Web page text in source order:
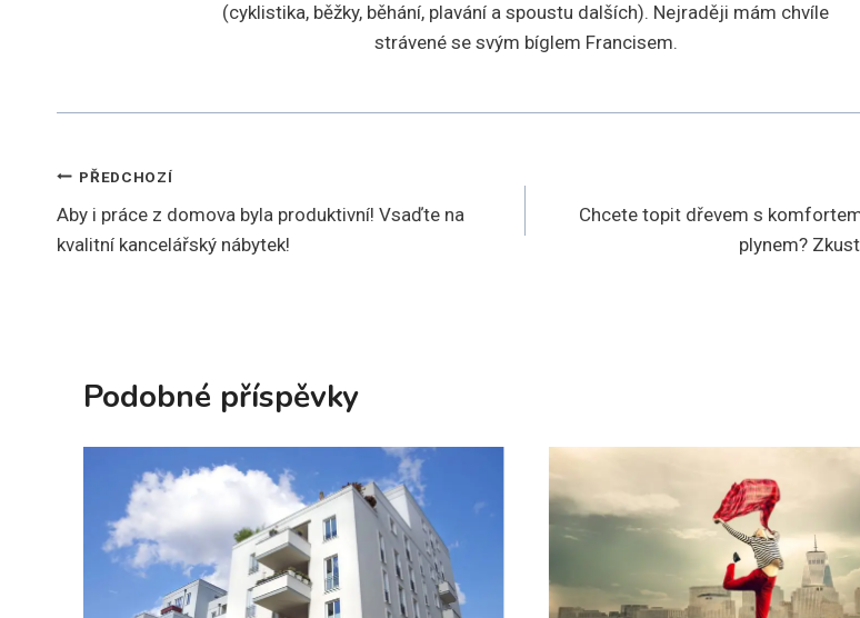
(cyklistika, běžky, běhání, plavání a spoustu dalších). Nejraději mám chvíle
strávené se svým bíglem Francisem.
Navigace
pro
PŘEDCHOZÍ
Aby i práce z domova byla produktivní! Vsaďte na
kvalitní kancelářský nábytek!
Chcete topit dřevem s
plynem?
Podobné příspěvky